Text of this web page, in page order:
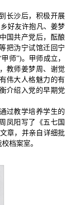
长沙后，积极开展
好友许抱凡、姜梦
国共产党后，酝酿
把沩宁试馆迁回宁
师”)。甲师成立，
教师姜梦周、谢觉
伟大人格魅力的有
介绍入党的早期党
过教学培养学生的
凤阳写了《五七国
章，并亲自详细批
档案室。